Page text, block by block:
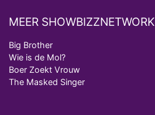
MEER SHOWBIZZNETWORK
Big Brother
Wie is de Mol?
Boer Zoekt Vrouw
The Masked Singer